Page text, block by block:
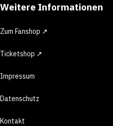
Weitere Informationen
Zum Fanshop ↗
Ticketshop ↗
Impressum
Datenschutz
Kontakt